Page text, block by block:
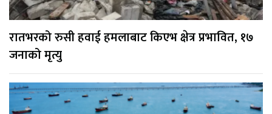
रातभरको रुसी हवाई हमलाबाट किएभ क्षेत्र प्रभावित, १७
जनाको मृत्यु